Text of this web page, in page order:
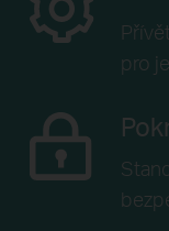
pro